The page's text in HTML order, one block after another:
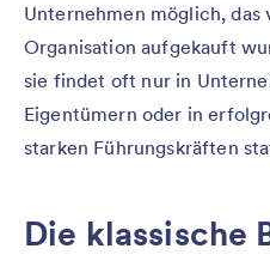
Unternehmen möglich, das
Organisation aufgekauft
sie findet oft nur in
Eigentümern oder in
starken Führungskräften
Die klassische